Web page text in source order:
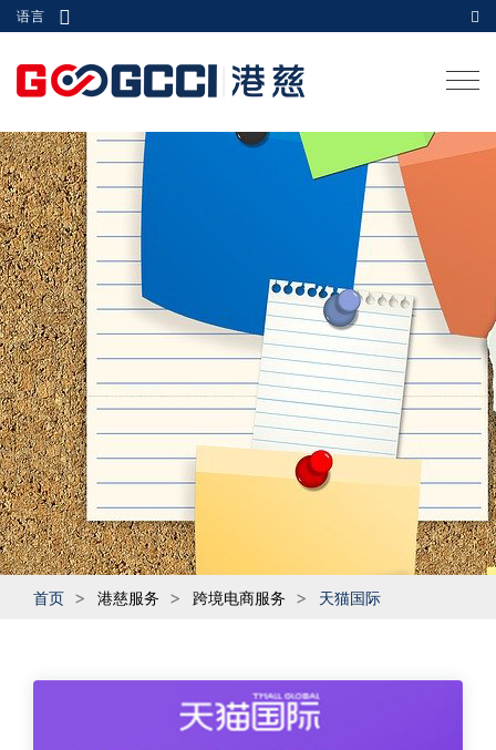
语言
首页 港慈服务 跨境电商服务 天猫国际